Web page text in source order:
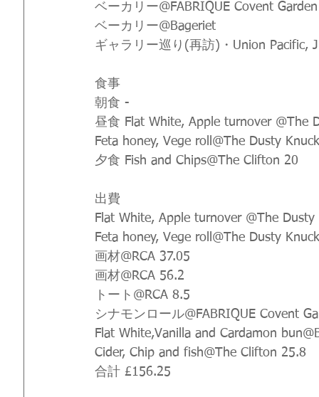
ベーカリー@FABRIQUE Covent Garden
ベーカリー@Bageriet
ギャラリー巡り(再訪)・Union Pacific,
食事
朝食 -
昼食 Flat White, Apple turnover @The
Feta honey, Vege roll@The Dusty
夕食 Fish and Chips@The Clifton 20
出費
Flat White, Apple turnover @The Dusty
Feta honey, Vege roll@The Dusty
画材@RCA 37.05
画材@RCA 56.2
トート@RCA 8.5
シナモンロール@FABRIQUE Covent
Flat White,Vanilla and Cardamon
Cider, Chip and fish@The Clifton 25.8
合計 £156.25